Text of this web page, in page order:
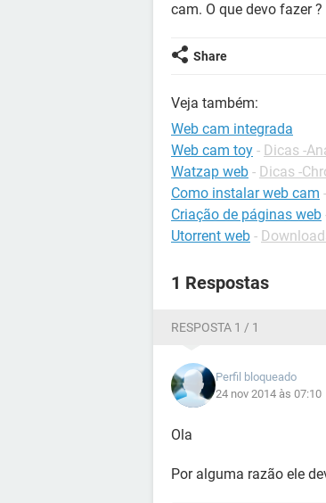
cam. O que devo fazer ?
Share
Veja também:
Web cam integrada
Web cam toy - Dicas -
Watzap web - Dicas -
Como instalar web cam -
Criação de páginas web
Utorrent web -
1 Respostas
RESPOSTA 1 / 1
Perfil bloqueado
24 nov 2014 às 07:10
Ola
Por alguma razão ele